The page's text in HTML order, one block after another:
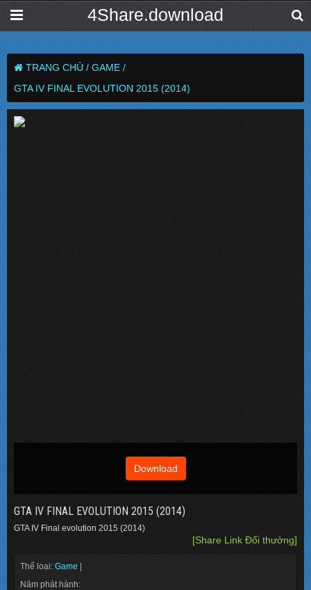
4Share.download
TRANG CHỦ / GAME /
GTA IV FINAL EVOLUTION 2015 (2014)
Download
GTA IV FINAL EVOLUTION 2015 (2014)
GTA IV Final evolution 2015 (2014)
[Share Link Đổi thưởng]
Thể loại: Game
Năm phát hành: